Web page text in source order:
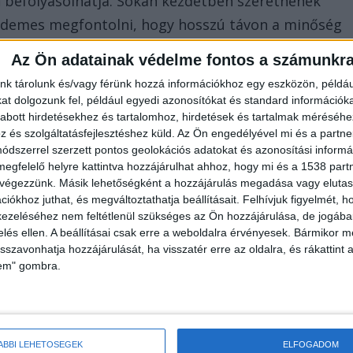
Az Ön adatainak védelme fontos a
tárolunk és/vagy férünk hozzá információkhoz egy eszközön,
dolgozunk fel, például egyedi azonosítókat és standard
hirdetésekhez és tartalomhoz, hirdetések és tartalmak
és szolgáltatásfejlesztéshez küld. Az Ön engedélyével mi és a
szerzett pontos geolokációs adatokat és azonosítási
helyre kattintva hozzájárulhat ahhoz, hogy mi és a 1538
Másik lehetőségként a hozzájárulás megadása vagy
juthat, és megváltoztathatja beállításait. Felhívjuk figyelmét,
nem feltétlenül szükséges az Ön hozzájárulása, de
ellen. A beállításai csak erre a weboldalra érvényesek. Bármikor
hozzájárulását, ha visszatér erre az oldalra, és rákattint
gombra.
LEHETŐSÉGEK ELFOGADOM
megfontolni, hogy hosszú távon a minőség
csomagajánlatait
Bár a kéztámaszos porelszívó is segíthet,
asztalba épített elszívó rendszer, mivel jobban
távolítja el a port. Természetesen a döntés előtt
hosszú távú karriernek ezt a szakmát, és ennek
hogy a vendégeid jelentős része a klasszikus
kezdeni? Általánosan elég körülbelül 10-15